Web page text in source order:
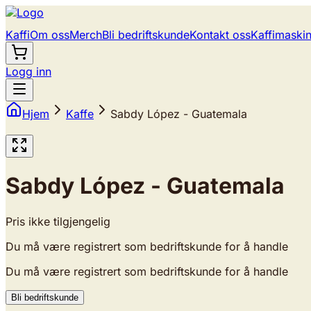
KaffiOm ossMerchBli bedriftskundeKontakt oss
Logg inn
Hjem Kaffe Sabdy López - Guatemala
Sabdy López - Guatemala
Pris ikke tilgjengelig
Du må være registrert som bedriftskunde for å handle
Du må være registrert som bedriftskunde for å handle
Bli bedriftskunde